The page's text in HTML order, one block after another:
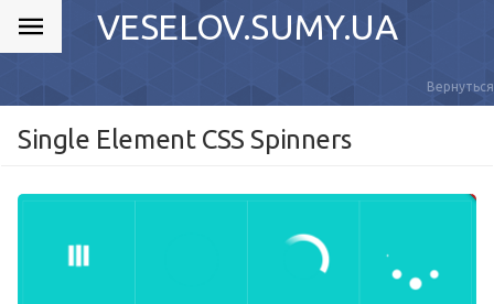
VESELOV.SUMY.UA
Вернуться
Single Element CSS Spinners